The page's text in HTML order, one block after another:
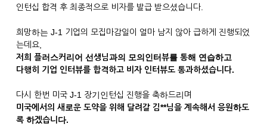
인턴십 합격 후 최종적으로 비자를 발급 받으셨습니다.
희망하는 J-1 기업의 모집마감일이 얼마 남지 않아 급하게 진행되었
는데요,
저희 플러스커리어 선생님과의 모의인터뷰를 통해 연습하고
다행히 기업 인터뷰를 합격하고 비자 인터뷰도 통과하셨습니다.
다시 한번 미국 J-1 장기인턴십 진행을 축하드리며
미국에서의 새로운 도약을 위해 달려갈 김**님을 계속해서 응원하도
록 하겠습니다.